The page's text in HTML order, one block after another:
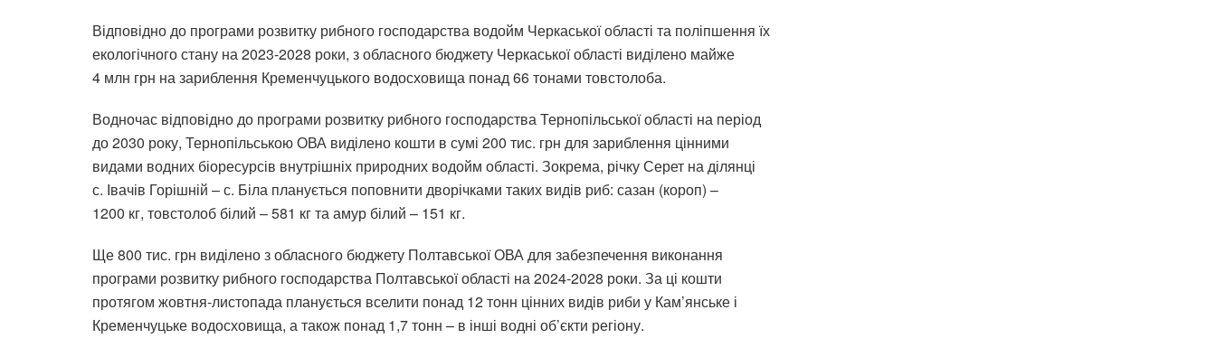
Відповідно до програми розвитку рибного господарства водойм Черкаської області та поліпшення їх
екологічного стану на 2023-2028 роки, з обласного бюджету Черкаської області виділено майже
4 млн грн на зариблення Кременчуцького водосховища понад 66 тонами товстолоба.
Водночас відповідно до програми розвитку рибного господарства Тернопільської області на період
до 2030 року, Тернопільською ОВА виділено кошти в сумі 200 тис. грн для зариблення цінними
видами водних біоресурсів внутрішніх природних водойм області. Зокрема, річку Серет на ділянці
с. Івачів Горішній – с. Біла планується поповнити дворічками таких видів риб: сазан (короп) –
1200 кг, товстолоб білий – 581 кг та амур білий – 151 кг.
Ще 800 тис. грн виділено з обласного бюджету Полтавської ОВА для забезпечення виконання
програми розвитку рибного господарства Полтавської області на 2024-2028 роки. За ці кошти
протягом жовтня-листопада планується вселити понад 12 тонн цінних видів риби у Кам’янське і
Кременчуцьке водосховища, а також понад 1,7 тонн – в інші водні об’єкти регіону.